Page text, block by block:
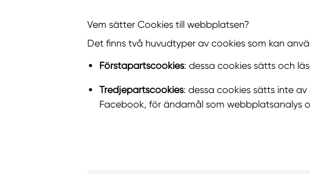
Vem sätter Cookies till webbplatsen?
Det finns två huvudtyper av cookies som kan
Förstapartscookies: dessa cookies sätts och
Tredjepartscookies: dessa cookies sätts inte
Facebook, för ändamål som webbplatsanalys